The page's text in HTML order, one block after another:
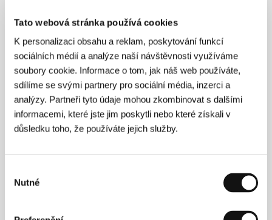
Tato webová stránka používá cookies
K personalizaci obsahu a reklam, poskytování funkcí
sociálních médií a analýze naší návštěvnosti využíváme
soubory cookie. Informace o tom, jak náš web používáte,
sdílíme se svými partnery pro sociální média, inzerci a
analýzy. Partneři tyto údaje mohou zkombinovat s dalšími
informacemi, které jste jim poskytli nebo které získali v
důsledku toho, že používáte jejich služby.
souhlasu
Nutné
Film Industry Main Stage
10:30 – 12:00
Works in Development – Feature Launch &
Focus Queer
Prezentace projektů KVIFF Promises
Mezinárodní filmový festival Karlovy Vary
pokračuje ve své dlouhodobé spolupráci s
zahrnuje devět celovečerních projektů, které se